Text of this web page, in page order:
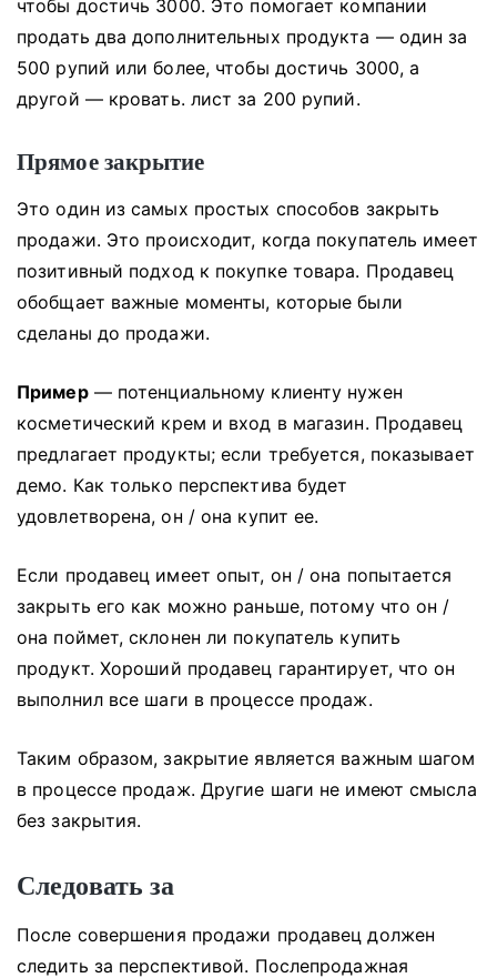
чтобы достичь 3000. Это помогает компании
продать два дополнительных продукта — один за
500 рупий или более, чтобы достичь 3000, а
другой — кровать. лист за 200 рупий.
Прямое закрытие
Это один из самых простых способов закрыть
продажи. Это происходит, когда покупатель имеет
позитивный подход к покупке товара. Продавец
обобщает важные моменты, которые были
сделаны до продажи.
Пример— потенциальному клиенту нужен
косметический крем и вход в магазин. Продавец
предлагает продукты; если требуется, показывает
демо. Как только перспектива будет
удовлетворена, он / она купит ее.
Если продавец имеет опыт, он / она попытается
закрыть его как можно раньше, потому что он /
она поймет, склонен ли покупатель купить
продукт. Хороший продавец гарантирует, что он
выполнил все шаги в процессе продаж.
Таким образом, закрытие является важным шагом
в процессе продаж. Другие шаги не имеют смысла
без закрытия.
Следовать за
После совершения продажи продавец должен
следить за перспективой. Послепродажная